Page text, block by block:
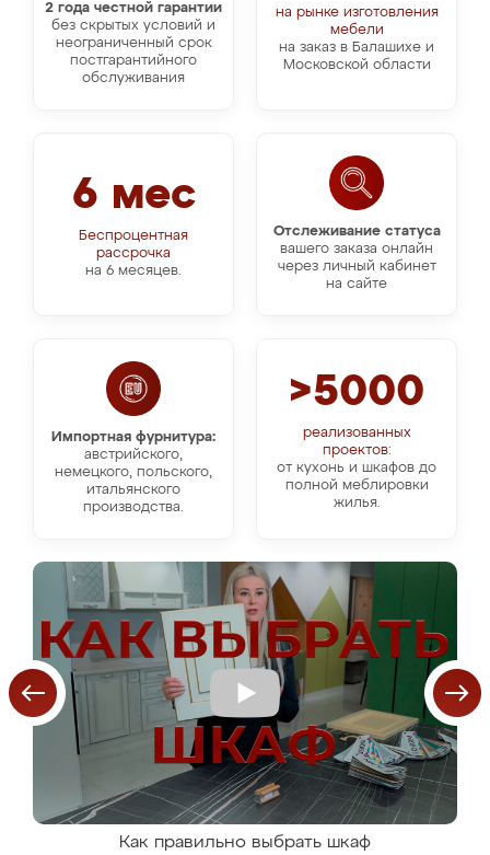
на рынке изготовления
мебели
на заказ в Балашихе и
Московской области
2 года честной гарантии
без скрытых условий и
неограниченный срок
постгарантийного
обслуживания
Отслеживание статуса
вашего заказа онлайн
через личный кабинет
на сайте
6 мес
Беспроцентная
рассрочка
на 6 месяцев.
Импортная фурнитура:
австрийского,
немецкого, польского,
итальянского
производства.
>5000
реализованных
проектов:
от кухонь и шкафов до
полной меблировки
жилья.
Как правильно выбрать шкаф